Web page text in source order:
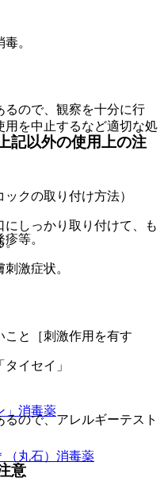
記以外の使用上の注
クの取り付け方法）
しっかり取り付けて、も
。
イセイ」
消毒薬
丸石） 消毒薬
。
るので、観察を十分に行
用を中止するなど適切な処
等。
激症状。
こと［刺激作用を有す
ので、アレルギーテスト
意